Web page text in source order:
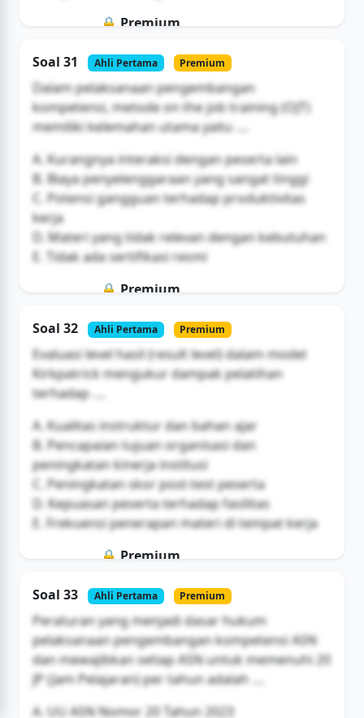
🔒 Premium
Buka Akses
Soal 31 Ahli Pertama Premium
Dalam pelaksanaan pengembangan
kompetensi, metode on the job training (OJT)
memiliki kelemahan utama yaitu ....
A. Kurangnya interaksi dengan peserta lain
B. Biaya penyelenggaraan yang sangat tinggi
C. Potensi gangguan terhadap produktivitas
kerja
D. Materi yang tidak relevan dengan kebutuhan
E. Tidak ada sertifikasi resmi
🔒 Premium
Buka Akses
Soal 32 Ahli Pertama Premium
Evaluasi level hasil (result level) dalam model
Kirkpatrick mengukur dampak pelatihan
terhadap ....
A. Kualitas instruktur dan bahan ajar
B. Pencapaian tujuan organisasi dan
peningkatan kinerja institusi
C. Peningkatan skor post-test peserta
D. Kepuasan peserta terhadap fasilitas
E. Frekuensi penerapan materi di tempat kerja
🔒 Premium
Buka Akses
Soal 33 Ahli Pertama Premium
Peraturan yang menjadi dasar hukum
pelaksanaan pengembangan kompetensi ASN
dan mewajibkan setiap ASN untuk memenuhi 20
JP (Jam Pelajaran) per tahun adalah ....
A. UU ASN Nomor 20 Tahun 2023